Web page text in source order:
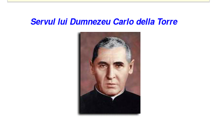
Servul lui Dumnezeu Carlo della Torre